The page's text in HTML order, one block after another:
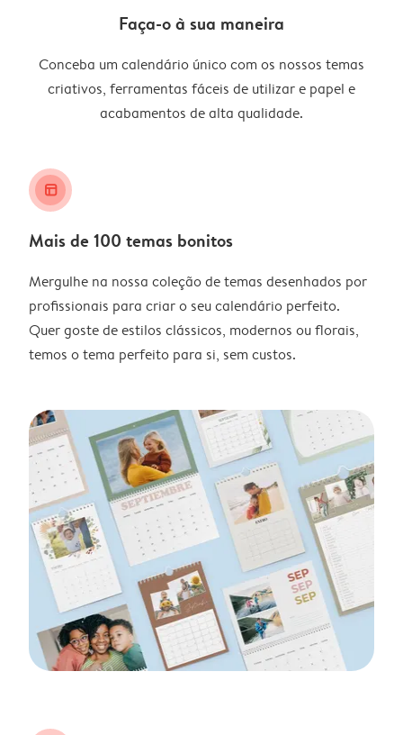
Faça-o à sua maneira
Conceba um calendário único com os nossos temas
criativos, ferramentas fáceis de utilizar e papel e
acabamentos de alta qualidade.
layout_alt
Mais de 100 temas bonitos
Mergulhe na nossa coleção de temas desenhados por
profissionais para criar o seu calendário perfeito.
Quer goste de estilos clássicos, modernos ou florais,
temos o tema perfeito para si, sem custos.